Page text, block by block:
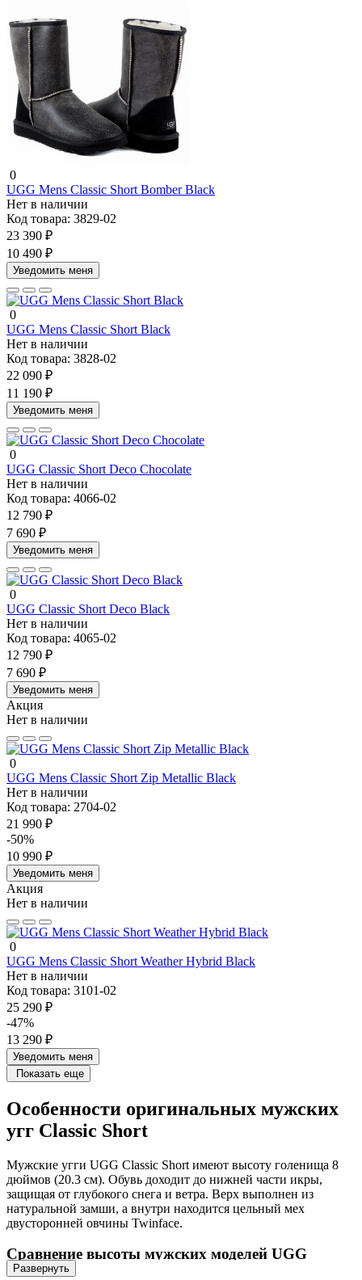
0
UGG Mens Classic Short Bomber Black
Нет в наличии
Код товара: 3829-02
23 390 ₽
10 490 ₽
Уведомить меня
0
UGG Mens Classic Short Black
Нет в наличии
Код товара: 3828-02
22 090 ₽
11 190 ₽
Уведомить меня
0
UGG Classic Short Deco Chocolate
Нет в наличии
Код товара: 4066-02
12 790 ₽
7 690 ₽
Уведомить меня
0
UGG Classic Short Deco Black
Нет в наличии
Код товара: 4065-02
12 790 ₽
7 690 ₽
Уведомить меня
Акция
Нет в наличии
0
UGG Mens Classic Short Zip Metallic Black
Нет в наличии
Код товара: 2704-02
21 990 ₽
-50%
10 990 ₽
Уведомить меня
Акция
Нет в наличии
0
UGG Mens Classic Short Weather Hybrid Black
Нет в наличии
Код товара: 3101-02
25 290 ₽
-47%
13 290 ₽
Уведомить меня
Показать еще
Особенности оригинальных мужских
угг Classic Short
Мужские угги UGG Classic Short имеют высоту голенища 8
дюймов (20.3 см). Обувь доходит до нижней части икры,
защищая от глубокого снега и ветра. Верх выполнен из
натуральной замши, а внутри находится цельный мех
двусторонней овчины Twinface.
Сравнение высоты мужских моделей UGG
Развернуть